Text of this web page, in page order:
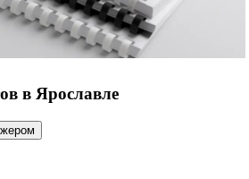
в Ярославле